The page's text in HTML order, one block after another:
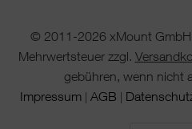
© 2011-2026 xMount GmbH
Mehrwertsteuer zzgl.
gebühren, wenn nicht
Impressum
AGB